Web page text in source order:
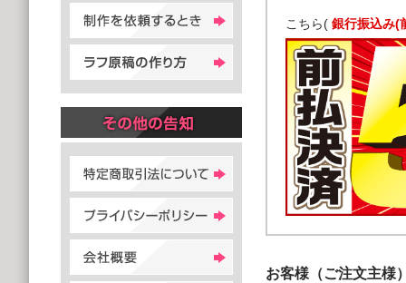
こちら( 銀行振込み(
お客様（ご注文主様